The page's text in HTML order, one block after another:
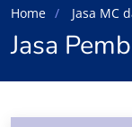
Home Jasa MC
Jasa